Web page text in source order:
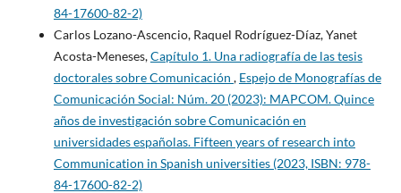
84-17600-82-2)
Carlos Lozano-Ascencio, Raquel Rodríguez-Díaz, Yanet
Acosta-Meneses,Capítulo 1. Una radiografía de las tesis
doctorales sobre Comunicación , Espejo de Monografías de
Comunicación Social: Núm. 20 (2023): MAPCOM. Quince
años de investigación sobre Comunicación en
universidades españolas. Fifteen years of research into
Communication in Spanish universities (2023, ISBN: 978-
84-17600-82-2)